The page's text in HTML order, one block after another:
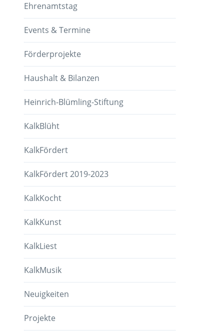
Ehrenamtstag
Events & Termine
Förderprojekte
Haushalt & Bilanzen
Heinrich-Blümling-Stiftung
KalkBlüht
KalkFördert
KalkFördert 2019-2023
KalkKocht
KalkKunst
KalkLiest
KalkMusik
Neuigkeiten
Projekte